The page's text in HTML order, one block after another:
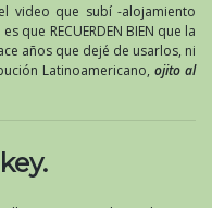
video que subí -alojamiento
que RECUERDEN BIEN que la
años que dejé de usarlos, ni
Latinoamericano, ojito al